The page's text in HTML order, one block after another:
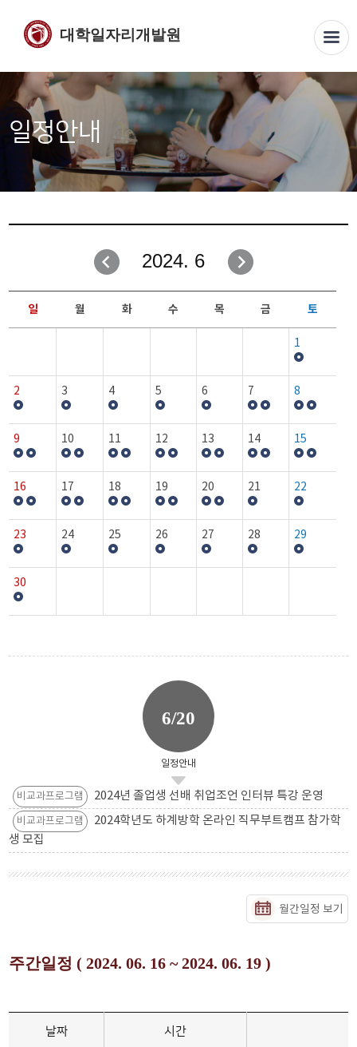
대학일자리개발원
일정안내
2024. 6
일 월 화 수 목 금 토
1
2 3 4 5 6 7 8
9 10 11 12 13 14 15
16 17 18 19 20 21 22
23 24 25 26 27 28 29
30
6/20
일정안내
비교과프로그램 2024년 졸업생 선배 취업조언 인터뷰 특강 운영
비교과프로그램
2024학년도 하계방학 온라인 직무부트캠프 참가학
생 모집
월간일정 보기
주간일정 ( 2024. 06. 16 ~ 2024. 06. 19 )
날짜 시간